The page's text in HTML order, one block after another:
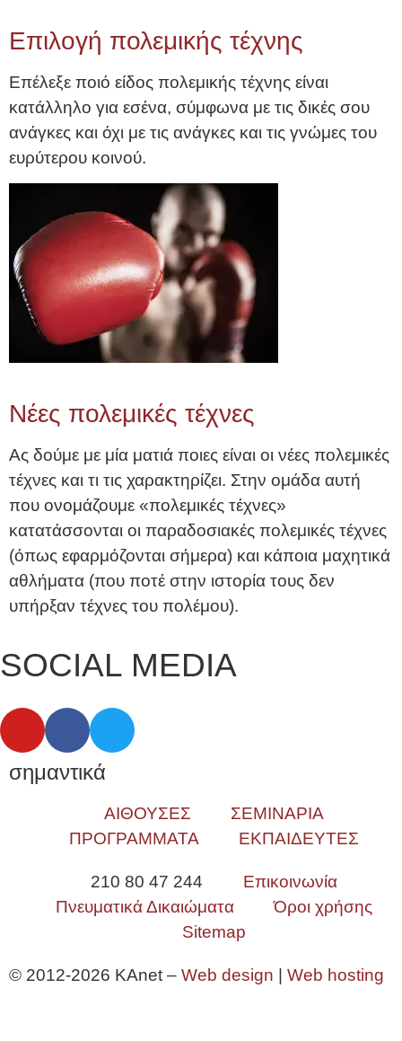
Επιλογή πολεμικής τέχνης
Επέλεξε ποιό είδος πολεμικής τέχνης είναι
κατάλληλο για εσένα, σύμφωνα με τις δικές σου
ανάγκες και όχι με τις ανάγκες και τις γνώμες του
ευρύτερου κοινού.
Νέες πολεμικές τέχνες
Ας δούμε με μία ματιά ποιες είναι οι νέες πολεμικές
τέχνες και τι τις χαρακτηρίζει. Στην ομάδα αυτή
που ονομάζουμε «πολεμικές τέχνες»
κατατάσσονται οι παραδοσιακές πολεμικές τέχνες
(όπως εφαρμόζονται σήμερα) και κάποια μαχητικά
αθλήματα (που ποτέ στην ιστορία τους δεν
υπήρξαν τέχνες του πολέμου).
SOCIAL MEDIA
σημαντικά
ΑΙΘΟΥΣΕΣ
ΣΕΜΙΝΑΡΙΑ
ΠΡΟΓΡΑΜΜΑΤΑ
ΕΚΠΑΙΔΕΥΤΕΣ
210 80 47 244
Επικοινωνία
Πνευματικά Δικαιώματα
Όροι χρήσης
Sitemap
© 2012-2026 KAnet – Web design Web hosting